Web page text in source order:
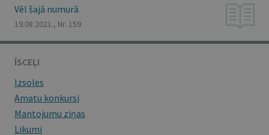
Vēl šajā numurā
19.08.2021., Nr. 159
ĪSCEĻI
Izsoles
Amatu konkursi
Mantojumu ziņas
Likumi